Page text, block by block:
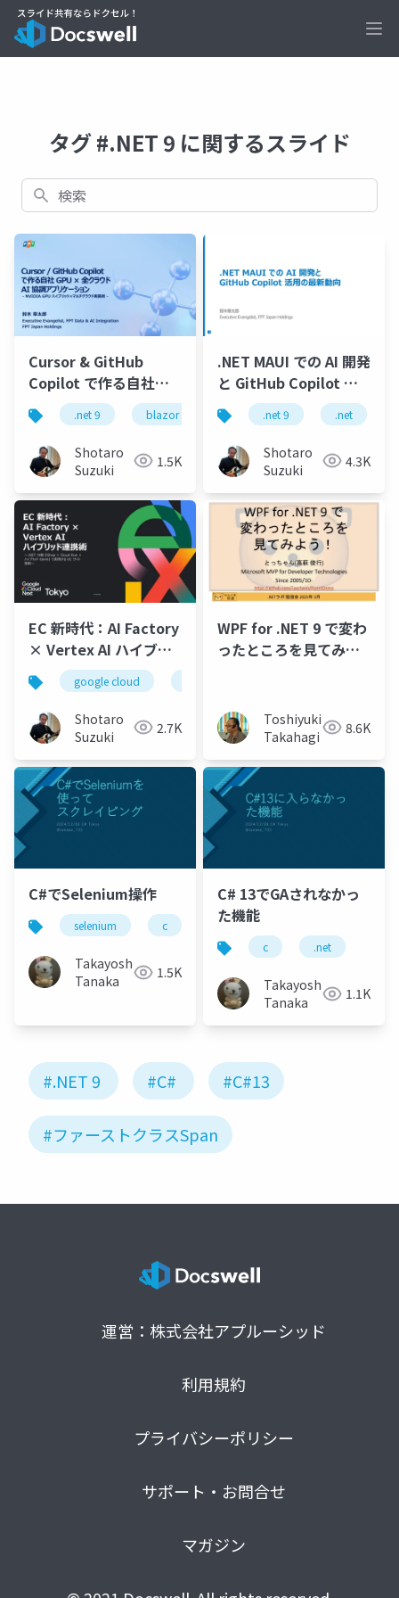
タグ #.NET 9 に関するスライド
検索
Cursor & GitHub
Copilot で作る自社
GPU × 全クラウドAI 協
調アプリケーション- AI
駆動開発新時代-
NVIDIA GPU ハイブリ
ッド×マルチクラウド
実装術-公開
.net 9 blazor maui .net maui
Shotaro
Suzuki
1.5K
.NET MAUI での AI 開発
と GitHub Copilot 活
用の最新動向
.net 9 .net
Shotaro
Suzuki
4.3K
EC 新時代：AI Factory
× Vertex AI ハイブリ
ッド連携術 - 配布用(当
日実施版)
google cloud
Shotaro
Suzuki
2.7K
WPF for .NET 9 で変わ
ったところを見てみよ
Toshiyuki
Takahagi
8.6K
C#でSelenium操作
selenium c .net
Takayoshi
Tanaka
1.5K
C# 13でGAされなかっ
た機能
c .net
Takayoshi
Tanaka
1.1K
#.NET 9 #C# #C#13
#ファーストクラスSpan
運営：株式会社アプルーシッド
利用規約
プライバシーポリシー
サポート・お問合せ
マガジン